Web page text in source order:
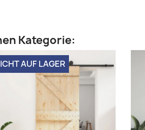
Kategorie:
AUF LAGER